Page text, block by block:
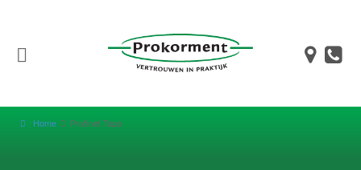
Home Profinet Taps